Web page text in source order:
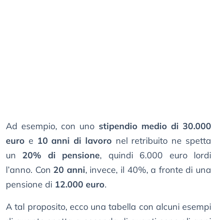
Ad esempio, con uno stipendio medio di 30.000
euro e 10 anni di lavoro nel retribuito ne spetta
un 20% di pensione, quindi 6.000 euro lordi
l’anno. Con 20 anni, invece, il 40%, a fronte di una
pensione di 12.000 euro.
A tal proposito, ecco una tabella con alcuni esempi